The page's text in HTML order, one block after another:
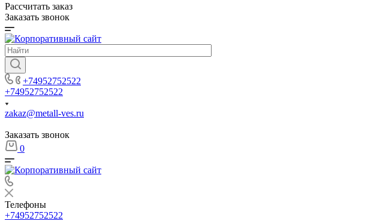
Рассчитать заказ
Заказать звонок
+74952752522
+74952752522
zakaz@metall-ves.ru
Заказать звонок
0
Телефоны
+74952752522